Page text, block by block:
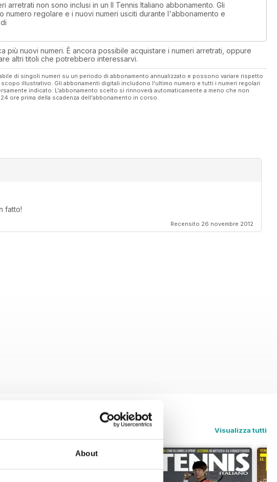
About
arretrati non sono inclusi in un Il Tennis Italiano abbonamento. Gli
numero regolare e i nuovi numeri usciti durante l'abbonamento e
più nuovi numeri. È ancora possibile acquistare i numeri arretrati, oppure
altri titoli che potrebbero interessarvi.
di singoli numeri su un periodo di abbonamento annualizzato e possono variare rispetto
illustrativo. Gli abbonamenti digitali includono l'ultimo numero e tutti i numeri regolari
indicato. L'abbonamento scelto si rinnoverà automaticamente a meno che non
ore prima della scadenza dell'abbonamento in corso.
fatto!
Recensito 26 novembre 2012
Visualizza tutti